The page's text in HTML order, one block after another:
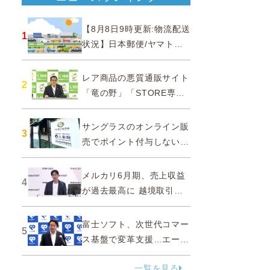
1
【8月8日9時更新:物流配送
状況】日本郵便/ヤマト運
輸/佐川急便/西濃運輸/福山
通運
2
レア商品の悪質通販サイト
「竜の野」「STORE専門
ショップ」などに注意…消
費者庁
3
サングラスのオンライン販
売でポイント付与しないよ
う要請、ルックスオティカ
ジャパンが確約手続
4
メルカリ6月期、売上収益
が過去最高に 越境取引が
急成長
5
富士ソフト、次世代コマー
ス基盤で変革支援…エージ
ェンティックコマースに対